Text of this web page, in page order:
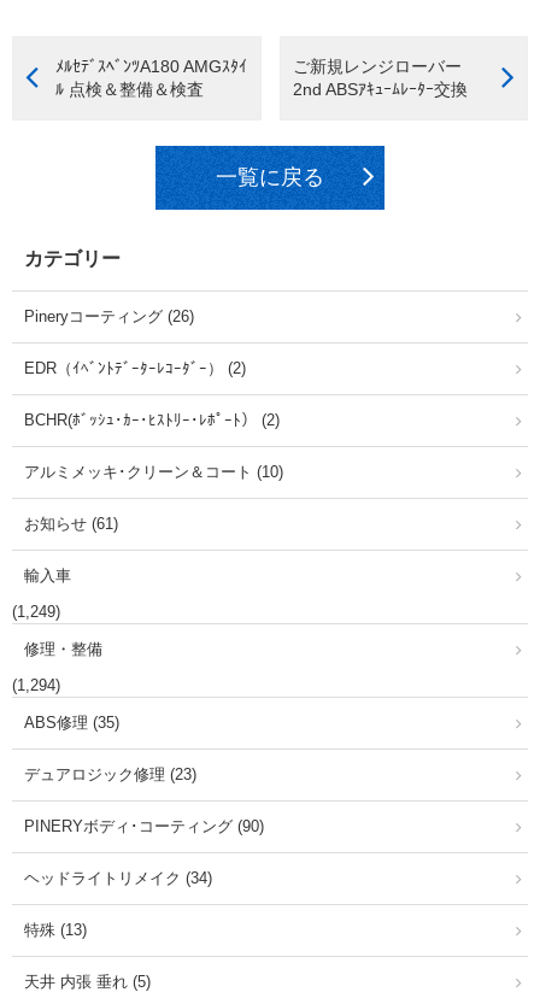
ﾒﾙｾﾃﾞｽﾍﾞﾝﾂA180 AMGｽﾀｲ
ﾙ 点検＆整備＆検査
ご新規レンジローバー
2nd ABSｱｷｭｰﾑﾚｰﾀｰ交換
一覧に戻る
カテゴリー
Pineryコーティング (26)
EDR（ｲﾍﾞﾝﾄﾃﾞｰﾀｰﾚｺｰﾀﾞｰ） (2)
BCHR(ﾎﾞｯｼｭ･ｶｰ･ﾋｽﾄﾘｰ･ﾚﾎﾟｰﾄ） (2)
アルミメッキ･クリーン＆コート (10)
お知らせ (61)
輸入車
(1,249)
修理・整備
(1,294)
ABS修理 (35)
デュアロジック修理 (23)
PINERYボディ･コーティング (90)
ヘッドライトリメイク (34)
特殊 (13)
天井 内張 垂れ (5)